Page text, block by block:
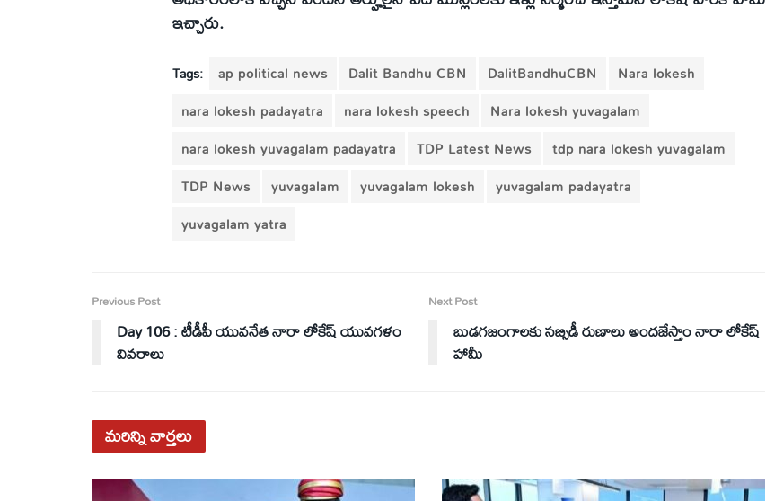
ఇచ్చారు.
Tags: ap political news Dalit Bandhu CBN DalitBandhuCBN
Nara lokesh
nara lokesh padayatra
nara lokesh speech
Nara lokesh yuvagalam
nara lokesh yuvagalam padayatra
TDP Latest News
tdp nara lokesh yuvagalam
TDP News
yuvagalam yuvagalam lokesh
yuvagalam padayatra
yuvagalam yatra
Previous Post
Day 106 : టీడీపీ యువనేత నారా లోకేష్ యువగళం
వివరాలు
Next Post
బుడగజంగాలకు సబ్సిడీ రుణాలు అందజేస్తాం నారా లోకేష్
హామీ
మరిన్నివార్తలు